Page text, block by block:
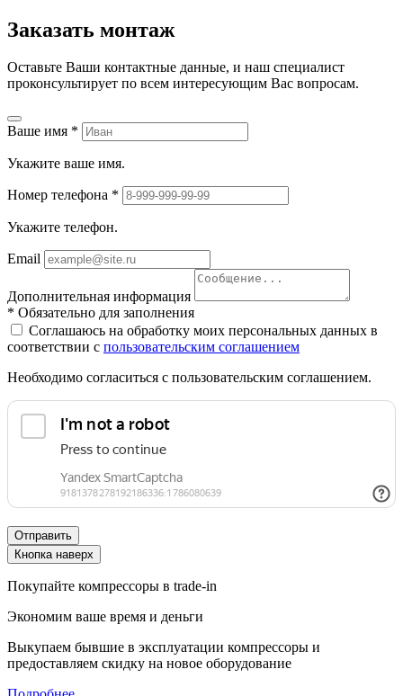
Заказать монтаж
Оставьте Ваши контактные данные, и наш специалист
проконсультирует по всем интересующим Вас вопросам.
Ваше имя *
Укажите ваше имя.
Номер телефона *
Укажите телефон.
Email
Дополнительная информация
* Обязательно для заполнения
Соглашаюсь на обработку моих персональных данных в
соответствии с пользовательским соглашением
Необходимо согласиться с пользовательским соглашением.
Отправить
Кнопка наверх
Покупайте компрессоры в trade-in
Экономим ваше время и деньги
Выкупаем бывшие в эксплуатации компрессоры и
предоставляем скидку на новое оборудование